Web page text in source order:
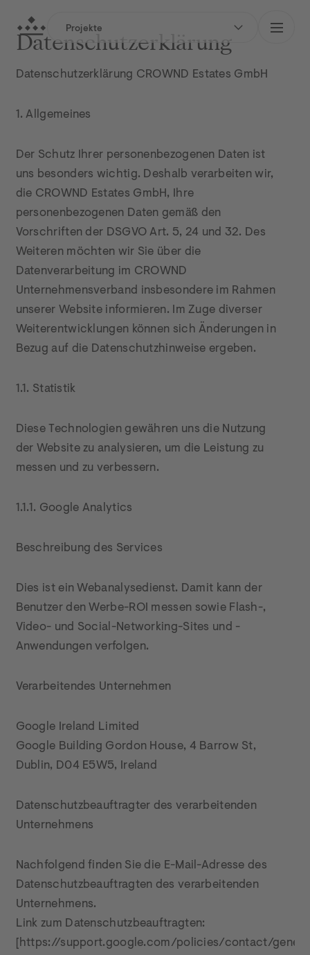
zum Hauptinhalt springen
zur Hauptnavigation springen
Projekte
Datenschutzerklärung
Datenschutzerklärung
Datenschutzerklärung CROWND Estates GmbH
1. Allgemeines
Der Schutz Ihrer personenbezogenen Daten ist
uns besonders wichtig. Deshalb verarbeiten wir,
die CROWND Estates GmbH, Ihre
personenbezogenen Daten gemäß den
Vorschriften der DSGVO Art. 5, 24 und 32. Des
Weiteren möchten wir Sie über die
Datenverarbeitung im CROWND
Unternehmensverband insbesondere im Rahmen
unserer Website informieren. Im Zuge diverser
Weiterentwicklungen können sich Änderungen in
Bezug auf die Datenschutzhinweise ergeben.
1.1. Statistik
Diese Technologien gewähren uns die Nutzung
der Website zu analysieren, um die Leistung zu
messen und zu verbessern.
1.1.1. Google Analytics
Beschreibung des Services
Dies ist ein Webanalysedienst. Damit kann der
Benutzer den Werbe-ROI messen sowie Flash-,
Video- und Social-Networking-Sites und -
Anwendungen verfolgen.
Verarbeitendes Unternehmen
Google Ireland Limited
Google Building Gordon House, 4 Barrow St,
Dublin, D04 E5W5, Ireland
Datenschutzbeauftragter des verarbeitenden
Unternehmens
Nachfolgend finden Sie die E-Mail-Adresse des
Datenschutzbeauftragten des verarbeitenden
Unternehmens.
Link zum Datenschutzbeauftragten:
[https://support.google.com/policies/contact/